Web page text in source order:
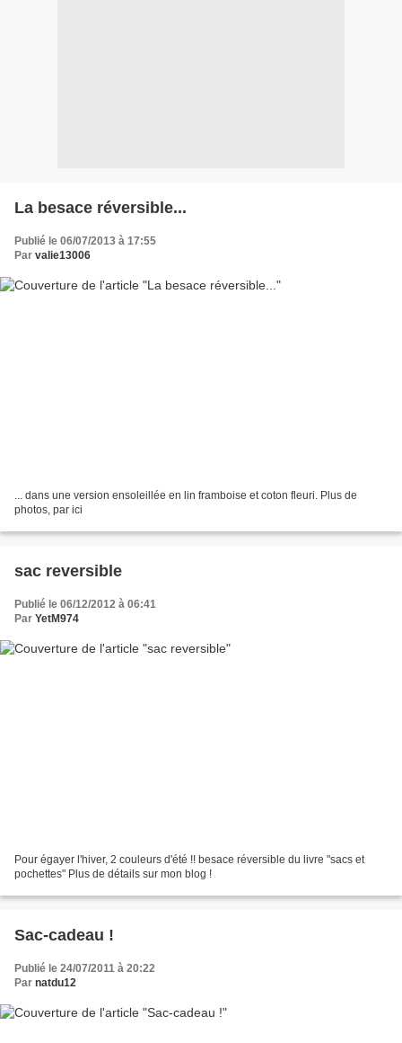
La besace réversible...
Publié le 06/07/2013 à 17:55
Par valie13006
... dans une version ensoleillée en lin framboise et coton fleuri. Plus de
photos, par ici
sac reversible
Publié le 06/12/2012 à 06:41
Par YetM974
Pour égayer l'hiver, 2 couleurs d'été !! besace réversible du livre "sacs et
pochettes" Plus de détails sur mon blog !
Sac-cadeau !
Publié le 24/07/2011 à 20:22
Par natdu12